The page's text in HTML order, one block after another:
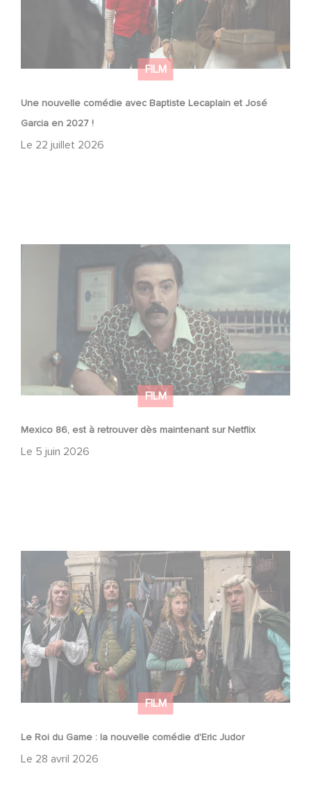
FILM
Une nouvelle comédie avec Baptiste Lecaplain et José
Garcia en 2027 !
Le 22 juillet 2026
FILM
Mexico 86, est à retrouver dès maintenant sur Netflix
Le 5 juin 2026
Mexico 86, est à retrouver dès maintenant sur Netflix
FILM
Le Roi du Game : la nouvelle comédie d'Eric Judor
Le 28 avril 2026
Le Roi du Game : la nouvelle comédie d'Eric Judor